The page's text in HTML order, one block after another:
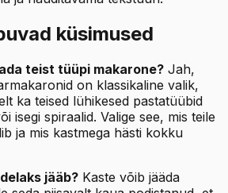
küsimused
teist tüüpi makarone? Jah,
on klassikaline valik,
ka teised lühikesed pastatüübid
isegi spiraalid. Valige see, mis teile
ja mis kastmega hästi kokku
jääb? Kaste võib jääda